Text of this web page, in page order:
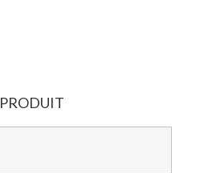
PRODUIT